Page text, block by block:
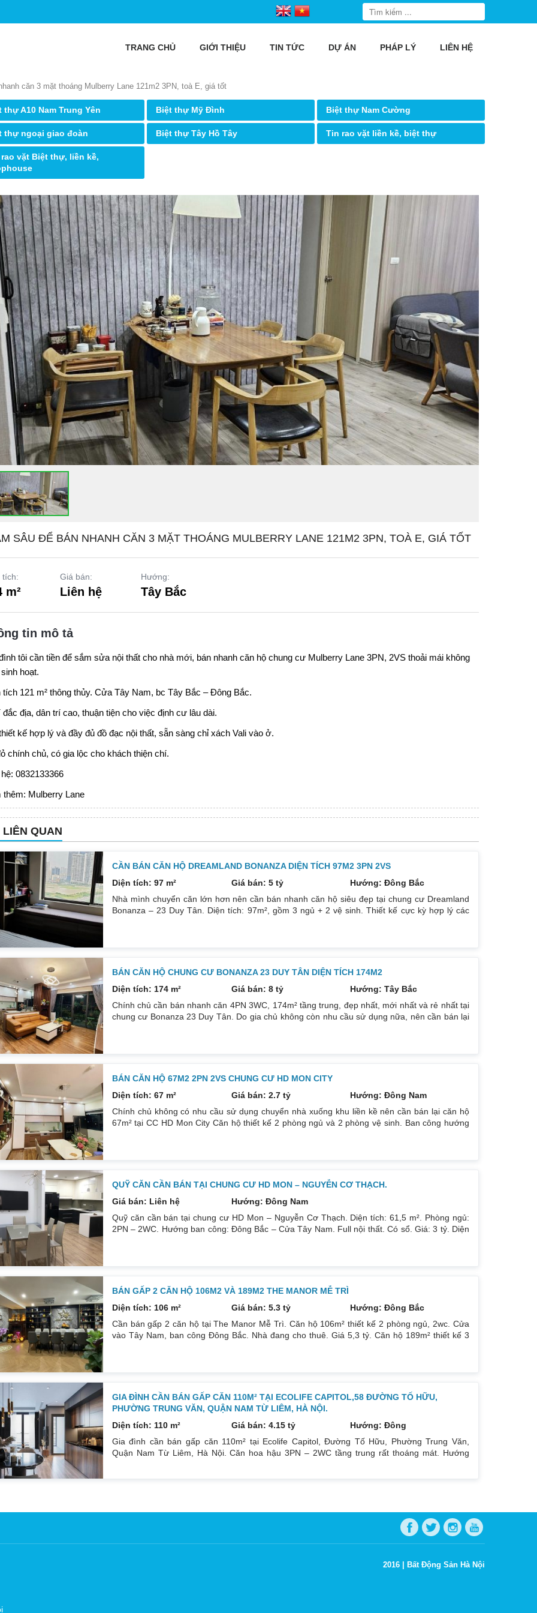
TRANG CHỦ GIỚI THIỆU TIN TỨC DỰ ÁN PHÁP LÝ LIÊN HỆ
căn 3 mặt thoáng Mulberry Lane 121m2 3PN, toà E, giá tốt
thự A10 Nam Trung Yên Biệt thự Mỹ Đình Biệt thự Nam Cường
thự ngoại giao đoàn Biệt thự Tây Hồ Tây Tin rao vặt liền kề, biệt thự
vặt Biệt thự, liền kề,
SÂU ĐỂ BÁN NHANH CĂN 3 MẶT THOÁNG MULBERRY LANE 121M2 3PN, TOÀ E, GIÁ TỐT
tích:
m²
Giá bán:
Liên hệ
Hướng:
Tây Bắc
tin mô tả
tôi cần tiền để sắm sửa nội thất cho nhà mới, bán nhanh căn hộ chung cư Mulberry Lane3PN, 2VS thoải mái không
hoạt.
tích 121 m² thông thủy. Cửa Tây Nam, bc Tây Bắc – Đông Bắc.
đắc địa, dân trí cao, thuận tiện cho việc định cư lâu dài.
kế hợp lý và đầy đủ đồ đạc nội thất, sẵn sàng chỉ xách Vali vào ở.
chính chủ, có gia lộc cho khách thiện chí.
0832133366
thêm: Mulberry Lane
LIÊN QUAN
CẦN BÁN CĂN HỘ DREAMLAND BONANZA DIỆN TÍCH 97M2 3PN 2VS
Diện tích: 97 m²
Giá bán: 5 tỷ
Hướng: Đông Bắc
Nhà mình chuyển căn lớn hơn nên cần bán nhanh căn hộ siêu đẹp tại chung cư Dreamland
Bonanza – 23 Duy Tân. Diện tích: 97m², gồm 3 ngủ + 2 vệ sinh. Thiết kế cực kỳ hợp lý các
BÁN CĂN HỘ CHUNG CƯ BONANZA 23 DUY TÂN DIỆN TÍCH 174M2
Diện tích: 174 m²
Giá bán: 8 tỷ
Hướng: Tây Bắc
Chính chủ cần bán nhanh căn 4PN 3WC, 174m² tầng trung, đẹp nhất, mới nhất và rẻ nhất tại
chung cư Bonanza 23 Duy Tân. Do gia chủ không còn nhu cầu sử dụng nữa, nên cần bán lại
BÁN CĂN HỘ 67M2 2PN 2VS CHUNG CƯ HD MON CITY
Diện tích: 67 m²
Giá bán: 2.7 tỷ
Hướng: Đông Nam
Chính chủ không có nhu cầu sử dụng chuyển nhà xuống khu liền kề nên cần bán lại căn hộ
67m² tại CC HD Mon City Căn hộ thiết kế 2 phòng ngủ và 2 phòng vệ sinh. Ban công hướng
QUỸ CĂN CẦN BÁN TẠI CHUNG CƯ HD MON – NGUYỄN CƠ THẠCH.
Giá bán: Liên hệ
Hướng: Đông Nam
Quỹ căn cần bán tại chung cư HD Mon – Nguyễn Cơ Thạch. Diện tích: 61,5 m². Phòng ngủ:
2PN – 2WC. Hướng ban công: Đông Bắc – Cửa Tây Nam. Full nội thất. Có sổ. Giá: 3 tỷ. Diện
BÁN GẤP 2 CĂN HỘ 106M2 VÀ 189M2 THE MANOR MỄ TRÌ
Diện tích: 106 m²
Giá bán: 5.3 tỷ
Hướng: Đông Bắc
Cần bán gấp 2 căn hộ tại The Manor Mễ Trì. Căn hộ 106m² thiết kế 2 phòng ngủ, 2wc. Cửa
vào Tây Nam, ban công Đông Bắc. Nhà đang cho thuê. Giá 5,3 tỷ. Căn hộ 189m² thiết kế 3
GIA ĐÌNH CẦN BÁN GẤP CĂN 110M² TẠI ECOLIFE CAPITOL,58 ĐƯỜNG TỐ HỮU,
PHƯỜNG TRUNG VĂN, QUẬN NAM TỪ LIÊM, HÀ NỘI.
Diện tích: 110 m²
Giá bán: 4.15 tỷ
Hướng: Đông
Gia đình cần bán gấp căn 110m² tại Ecolife Capitol, Đường Tố Hữu, Phường Trung Văn,
Quận Nam Từ Liêm, Hà Nội. Căn hoa hậu 3PN – 2WC tầng trung rất thoáng mát. Hướng
2016 | Bất Động Sản Hà Nội